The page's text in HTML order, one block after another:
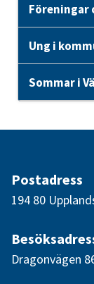
Föreningar
Ung i
Sommar i
Postadress
194 80
Dragonvägen